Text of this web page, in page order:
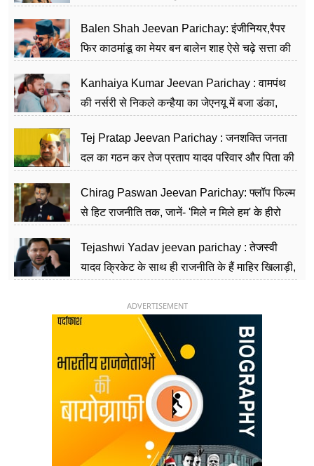
Balen Shah Jeevan Parichay: इंजीनियर,रैपर
फिर काठमांडू का मेयर बन बालेन शाह ऐसे चढ़े सत्ता की
Kanhaiya Kumar Jeevan Parichay : वामपंथ
की नर्सरी से निकले कन्हैया का जेएनयू में बजा डंका,
Tej Pratap Jeevan Parichay : जनशक्ति जनता
दल का गठन कर तेज प्रताप यादव परिवार और पिता की
Chirag Paswan Jeevan Parichay: फ्लॉप फिल्म
से हिट राजनीति तक, जानें- 'मिले न मिले हम' के हीरो
Tejashwi Yadav jeevan parichay : तेजस्वी
यादव क्रिकेट के साथ ही राजनीति के हैं माहिर खिलाड़ी,
ADVERTISEMENT